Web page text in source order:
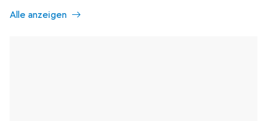
Alle anzeigen